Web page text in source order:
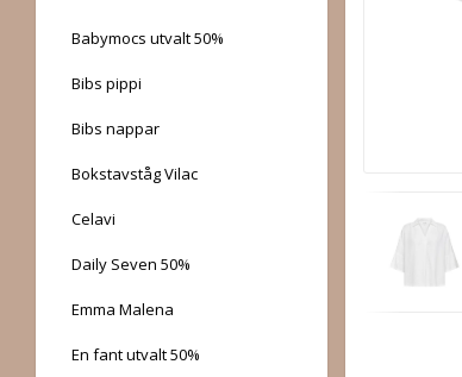
Babymocs utvalt 50%
Bibs pippi
Bibs nappar
Bokstavståg Vilac
Celavi
Daily Seven 50%
Emma Malena
En fant utvalt 50%